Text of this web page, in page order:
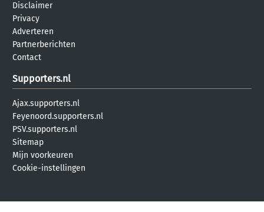
Disclaimer
Privacy
Adverteren
Partnerberichten
Contact
Supporters.nl
Ajax.supporters.nl
Feyenoord.supporters.nl
PSV.supporters.nl
Sitemap
Mijn voorkeuren
Cookie-instellingen